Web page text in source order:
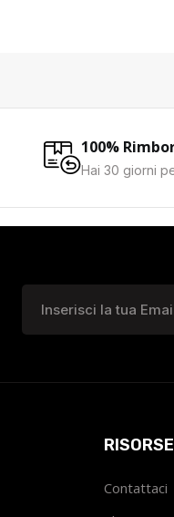
100%
Hai 30 giorni
RISORSE
Contattaci